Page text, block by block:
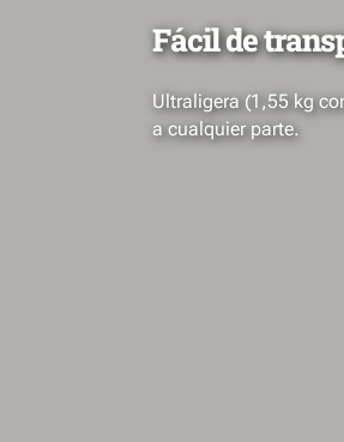
Fácil de
Ultraligera (1,55 kg
a cualquier parte.